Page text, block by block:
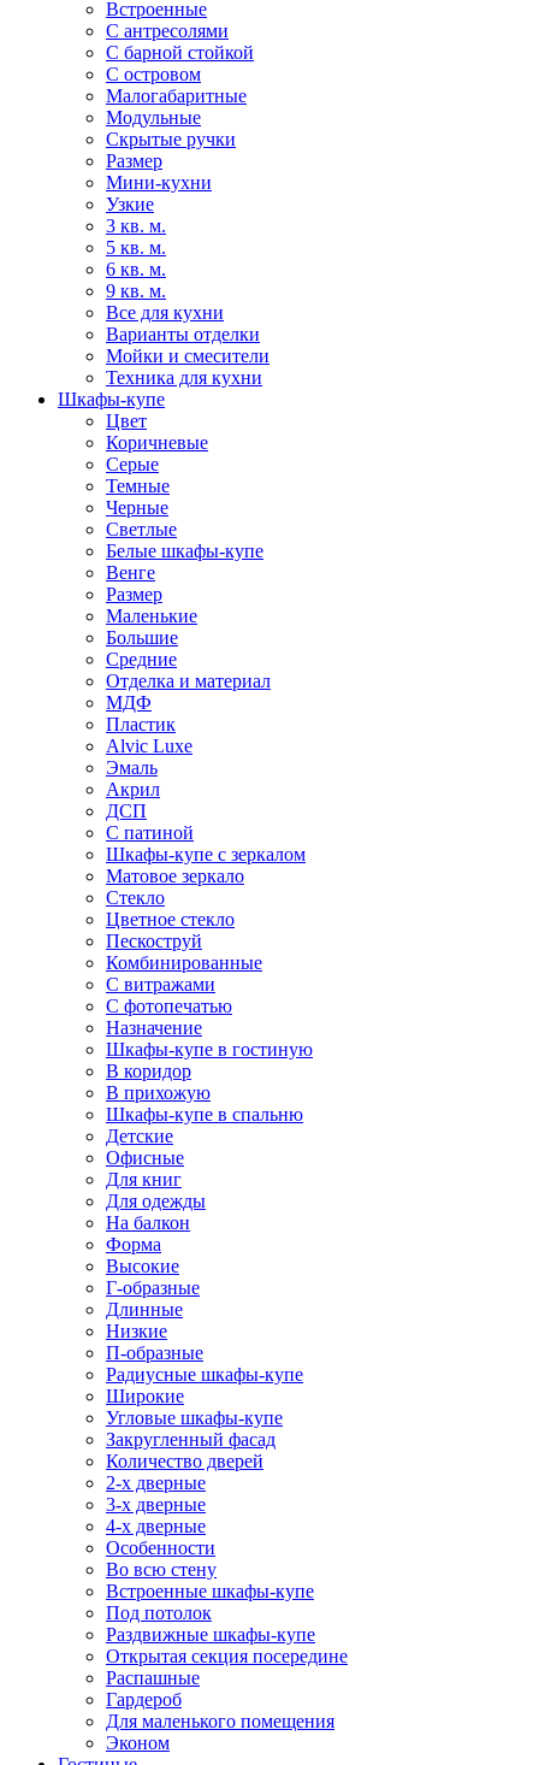
Встроенные
С антресолями
С барной стойкой
С островом
Малогабаритные
Модульные
Скрытые ручки
Размер
Мини-кухни
Узкие
3 кв. м.
5 кв. м.
6 кв. м.
9 кв. м.
Все для кухни
Варианты отделки
Мойки и смесители
Техника для кухни
Шкафы-купе
Цвет
Коричневые
Серые
Темные
Черные
Светлые
Белые шкафы-купе
Венге
Размер
Маленькие
Большие
Средние
Отделка и материал
МДФ
Пластик
Alvic Luxe
Эмаль
Акрил
ДСП
С патиной
Шкафы-купе с зеркалом
Матовое зеркало
Стекло
Цветное стекло
Пескоструй
Комбинированные
С витражами
С фотопечатью
Назначение
Шкафы-купе в гостиную
В коридор
В прихожую
Шкафы-купе в спальню
Детские
Офисные
Для книг
Для одежды
На балкон
Форма
Высокие
Г-образные
Длинные
Низкие
П-образные
Радиусные шкафы-купе
Широкие
Угловые шкафы-купе
Закругленный фасад
Количество дверей
2-х дверные
3-х дверные
4-х дверные
Особенности
Во всю стену
Встроенные шкафы-купе
Под потолок
Раздвижные шкафы-купе
Открытая секция посередине
Распашные
Гардероб
Для маленького помещения
Эконом